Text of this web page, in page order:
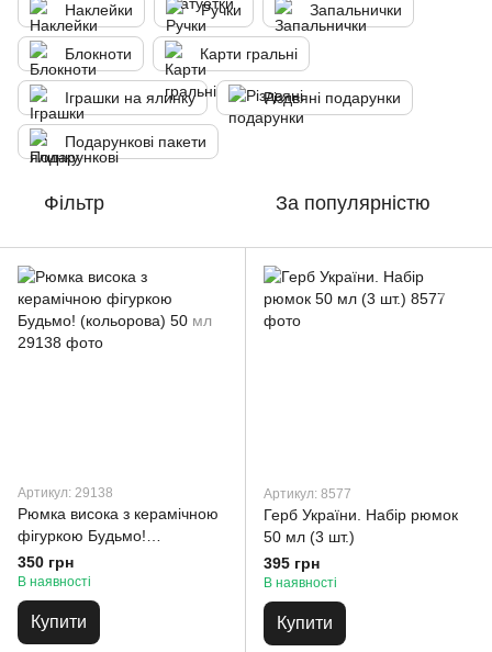
Наклейки Ручки Запальнички
Блокноти Карти гральні
Іграшки на ялинку Різдвяні подарунки
Подарункові пакети
Фільтр За популярністю
Артикул: 29138
Рюмка висока з керамічною
фігуркою Будьмо!
(кольорова) 50 мл
350 грн
В наявності
Купити
Артикул: 8577
Герб України. Набір рюмок
50 мл (3 шт.)
395 грн
В наявності
Купити